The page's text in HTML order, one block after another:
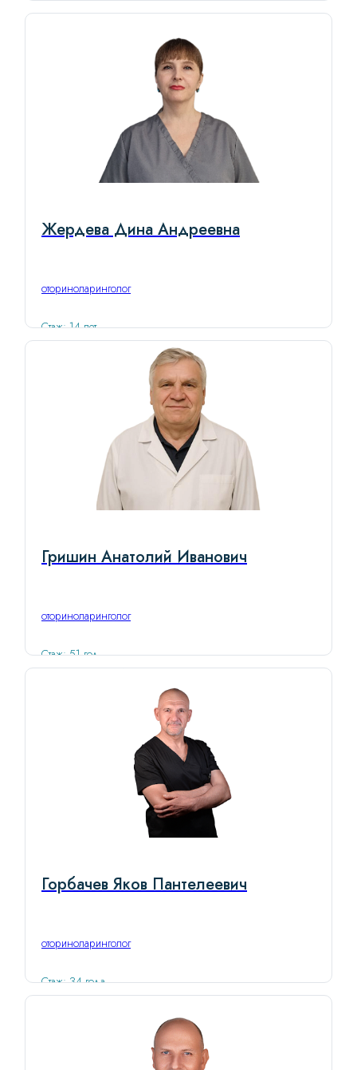
Жердева Дина Андреевна
оториноларинголог
Стаж: 14 лет
Гришин Анатолий Иванович
оториноларинголог
Стаж: 51 год
Горбачев Яков Пантелеевич
оториноларинголог
Стаж: 34 года